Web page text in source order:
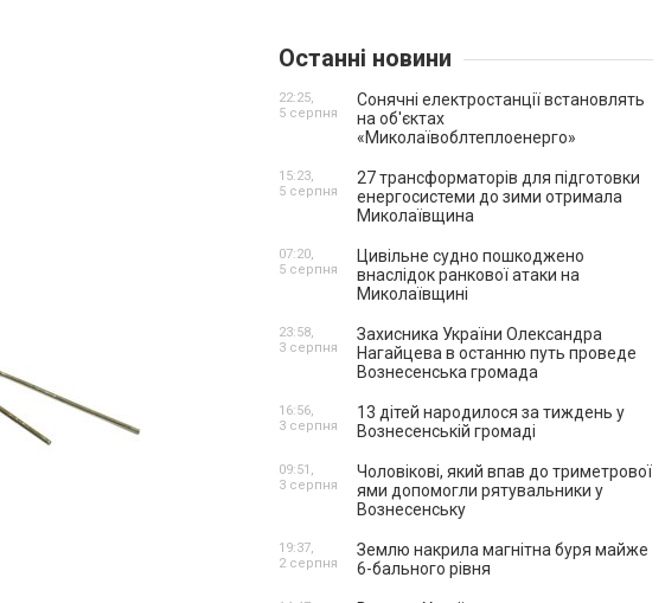
Останні новини
Сонячні електростанції встановлять
на об'єктах
«Миколаївоблтеплоенерго»
22:25,
5 серпня
27 трансформаторів для підготовки
енергосистеми до зими отримала
Миколаївщина
15:23,
5 серпня
Цивільне судно пошкоджено
внаслідок ранкової атаки на
Миколаївщині
07:20,
5 серпня
Захисника України Олександра
Нагайцева в останню путь проведе
Вознесенська громада
23:58,
3 серпня
13 дітей народилося за тиждень у
Вознесенській громаді
16:56,
3 серпня
Чоловікові, який впав до триметрової
ями допомогли рятувальники у
Вознесенську
09:51,
3 серпня
Землю накрила магнітна буря майже
6-бального рівня
19:37,
2 серпня